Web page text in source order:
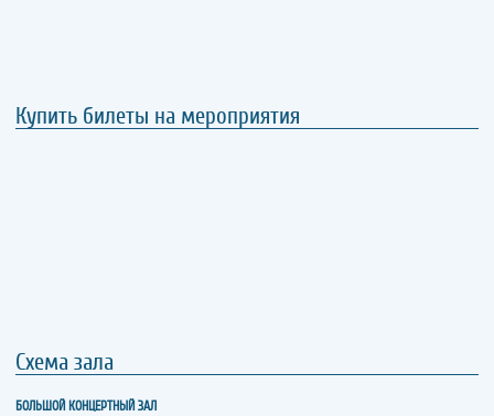
Купить билеты на мероприятия
Схема зала
БОЛЬШОЙ КОНЦЕРТНЫЙ ЗАЛ